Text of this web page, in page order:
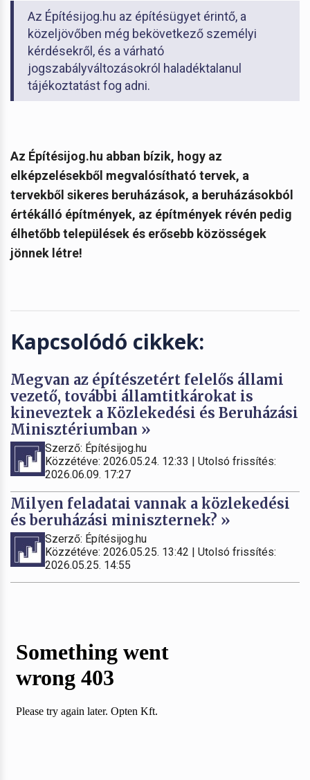
Az Építésijog.hu az építésügyet érintő, a
közeljövőben még bekövetkező személyi
kérdésekről, és a várható
jogszabályváltozásokról haladéktalanul
tájékoztatást fog adni.
Az Építésijog.hu abban bízik, hogy az
elképzelésekből megvalósítható tervek, a
tervekből sikeres beruházások, a beruházásokból
értékálló építmények, az építmények révén pedig
élhetőbb települések és erősebb közösségek
jönnek létre!
Kapcsolódó cikkek:
Megvan az építészetért felelős állami
vezető, további államtitkárokat is
kineveztek a Közlekedési és Beruházási
Minisztériumban »
Szerző: Építésijog.hu
Közzétéve: 2026.05.24. 12:33 | Utolsó frissítés:
2026.06.09. 17:27
Milyen feladatai vannak a közlekedési
és beruházási miniszternek? »
Szerző: Építésijog.hu
Közzétéve: 2026.05.25. 13:42 | Utolsó frissítés:
2026.05.25. 14:55